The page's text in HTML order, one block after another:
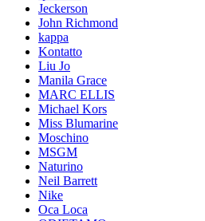
Jeckerson
John Richmond
kappa
Kontatto
Liu Jo
Manila Grace
MARC ELLIS
Michael Kors
Miss Blumarine
Moschino
MSGM
Naturino
Neil Barrett
Nike
Oca Loca